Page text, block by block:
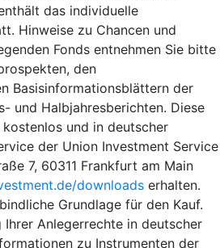
das individuelle
Hinweise zu Chancen und
Fonds entnehmen Sie bitte
den
Basisinformationsblättern der
und Halbjahresberichten. Diese
und in deutscher
der Union Investment Service
7, 60311 Frankfurt am Main
downloads erhalten.
Grundlage für den Kauf.
Ihrer Anlegerrechte in deutscher
zu Instrumenten der